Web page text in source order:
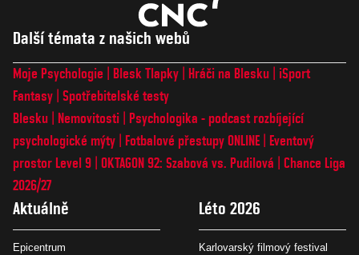
Další témata z našich webů
Moje Psychologie Blesk Tlapky Hráči na Blesku
iSport
Fantasy Spotřebitelské testy
Blesku
Nemovitosti
Psychologika - podcast rozbíjející
psychologické mýty
Fotbalové přestupy ONLINE
Eventový
prostor Level 9 OKTAGON 92: Szabová vs. Pudilová
Chance Liga
2026/27
Aktuálně
Epicentrum
Léto 2026
Karlovarský filmový festival